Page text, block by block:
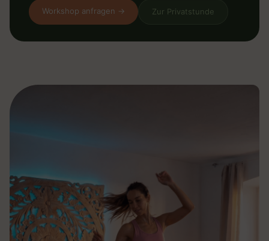
Workshop anfragen → Zur Privatstunde